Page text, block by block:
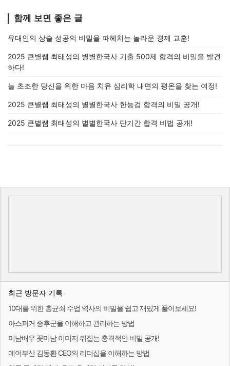
함께 보면 좋은 글
유대인의 상술 성공의 비밀을 파헤치는 놀라운 경제 교훈!
2025 큰별쌤 최태성의 별별한국사 기출 500제 합격의 비밀을 발견
하다!
늘 초조한 당신을 위한 마음 치유 심리학 내면의 평온을 찾는 여정!
2025 큰별쌤 최태성의 별별한국사 한능검 합격의 비밀 공개!
2025 큰별쌤 최태성의 별별한국사 단기간 합격 비법 공개!
최근 방문자 기록
10대를 위한 총균쇠 수업 역사의 비밀을 쉽고 재밌게 풀어보세요!
아스퍼거 증후군을 이해하고 관리하는 방법
미남배우 꽃미남 이미지 뒤집는 충격적인 비밀 공개!
에어부산 김동환 CEO의 리더십을 이해하는 방법